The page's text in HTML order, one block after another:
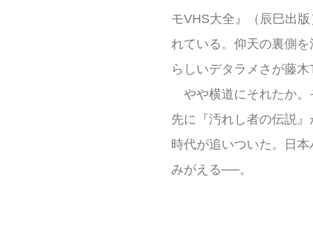
モVHS大全』（辰巳出
れている。仰天の裏側
らしいデタラメさが藤
やや横道にそれたか。
先に『汚れし者の伝説
時代が追いついた。日
みがえる──。